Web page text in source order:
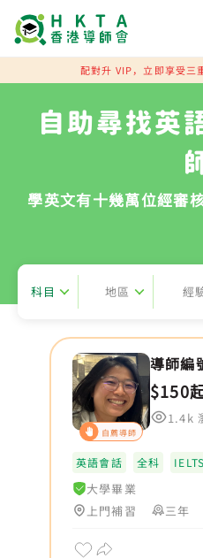
配對升 VIP，立即享受三
自助尋找英
學英文有十幾萬位經審
科目 地區 經
自薦導師
導師編
$150
1.4k
英語會話 全科 IELTS
大學畢業
上門補習
三年